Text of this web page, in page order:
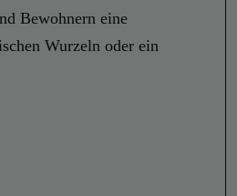
Bewohnern eine
Wurzeln oder ein